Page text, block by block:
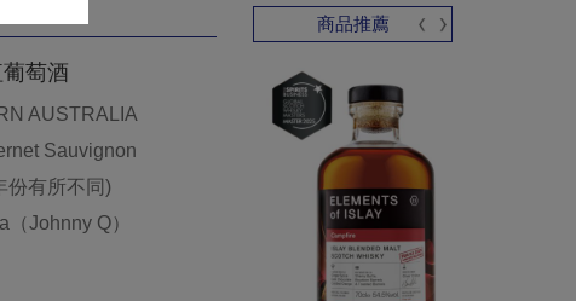
萄酒
AUSTRALIA
Sauvignon
份有所不同)
Johnny Q）
商品推薦